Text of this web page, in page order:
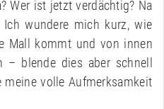
Wer ist jetzt verdächtig? Na
Ich wundere mich kurz, wie
Mall kommt und von innen
– blende dies aber schnell
meine volle Aufmerksamkeit